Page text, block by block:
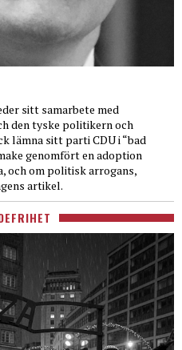
sitt samarbete med
den tyske politikern och
lämna sitt parti CDU i “bad
genomfört en adoption
och om politisk arrogans,
artikel.